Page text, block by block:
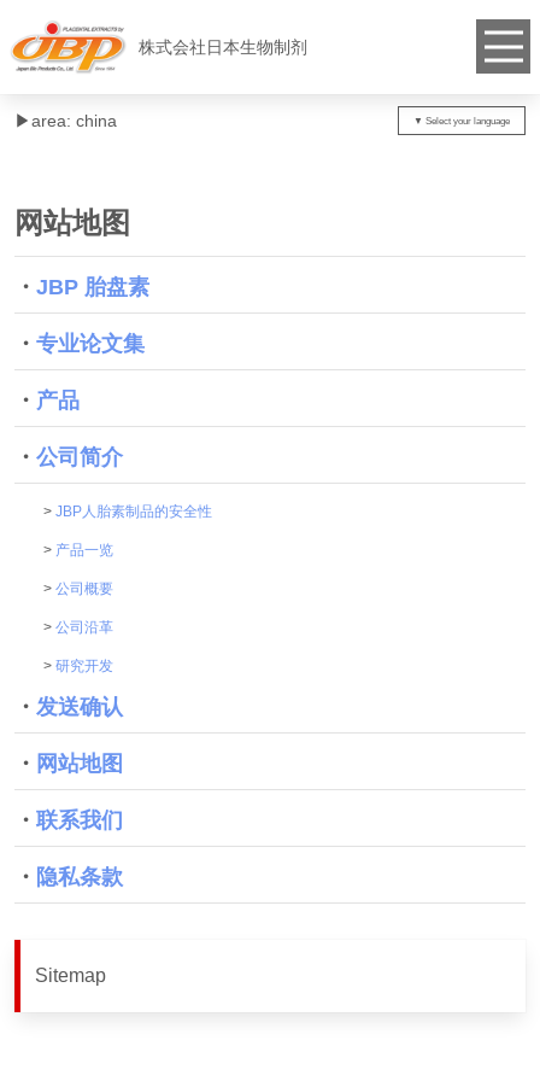
株式会社日本生物制剂
▶︎area: china
网站地图
・ JBP 胎盘素
・ 专业论文集
・ 产品
・ 公司简介
> JBP人胎素制品的安全性
> 产品一览
> 公司概要
> 公司沿革
> 研究开发
・ 发送确认
・ 网站地图
・ 联系我们
・ 隐私条款
Sitemap